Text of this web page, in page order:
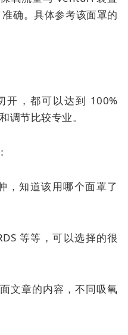
准确。具体参考该面罩的
开，都可以达到 100%
调节比较专业。
，知道该用哪个面罩了
等等，可以选择的很
文章的内容，不同吸氧